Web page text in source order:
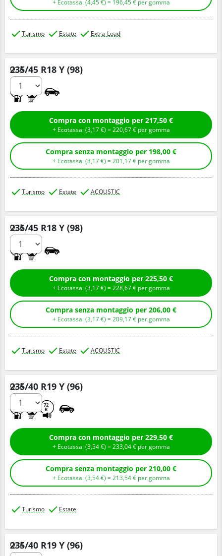
+ Ecotassa: (4,45€ ) = 196,45€ per gomma
Turismo Estate Extra-Load
235/45 R18 Y (98)
Q.tà
Compra con montaggio per 217,50 €
+ Ecotassa: (3,17€ ) =220,67€ per gomma
Compra senza montaggio per 198,00 €
+ Ecotassa: (3,17€ ) =201,17€ per gomma
Turismo Estate ACOUSTIC
235/45 R18 Y (98)
Q.tà
Compra con montaggio per 225,50 €
+ Ecotassa: (3,17€ ) =228,67€ per gomma
Compra senza montaggio per 206,00 €
+ Ecotassa: (3,17€ ) =209,17€ per gomma
Turismo Estate ACOUSTIC
235/40 R19 Y (96)
72
B
Q.tà
Compra con montaggio per 229,50 €
+ Ecotassa: (3,54€ ) =233,04€ per gomma
Compra senza montaggio per 210,00 €
+ Ecotassa: (3,54€ ) =213,54€ per gomma
Turismo Estate
235/40 R19 Y (96)
Q.tà